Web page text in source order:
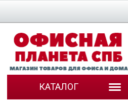
КАТАЛОГ